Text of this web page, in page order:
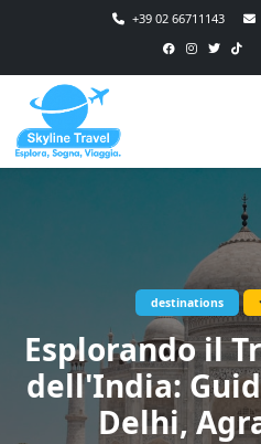
+39 02 66711143
destinations
Esplorando il
dell'India:
Delhi,